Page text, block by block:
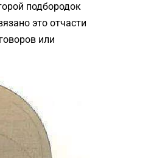
подбородок
это отчасти
или